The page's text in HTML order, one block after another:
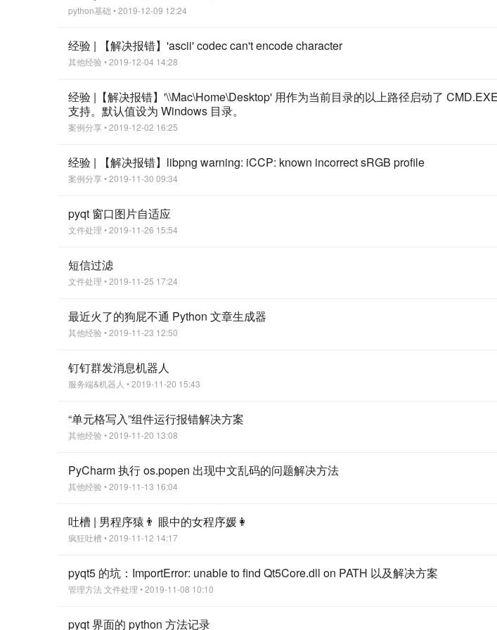
python基础 • 2019-12-09 12:24
经验 | 【解决报错】'ascii' codec can't encode character
其他经验 • 2019-12-04 14:28
经验 |【解决报错】'\\Mac\Home\Desktop' 用作为当前目录的以上路径启动了
支持。默认值设为 Windows 目录。
案例分享• 2019-12-02 16:25
经验 | 【解决报错】libpng warning: iCCP: known incorrect sRGB profile
案例分享• 2019-11-30 09:34
pyqt 窗口图片自适应
文件处理 • 2019-11-26 15:54
短信过滤
文件处理 • 2019-11-25 17:24
最近火了的狗屁不通 Python 文章生成器
其他经验 • 2019-11-23 12:50
钉钉群发消息机器人
服务端&机器人 • 2019-11-20 15:43
“单元格写入”组件运行报错解决方案
其他经验 • 2019-11-20 13:08
PyCharm 执行 os.popen 出现中文乱码的问题解决方法
其他经验 • 2019-11-13 16:04
吐槽 | 男程序猿👨 眼中的女程序媛👩
疯狂吐槽• 2019-11-12 14:17
pyqt5 的坑：ImportError: unable to find Qt5Core.dll on PATH 以及解决方案
管理方法 文件处理 • 2019-11-08 10:10
pyqt 界面的 python 方法记录